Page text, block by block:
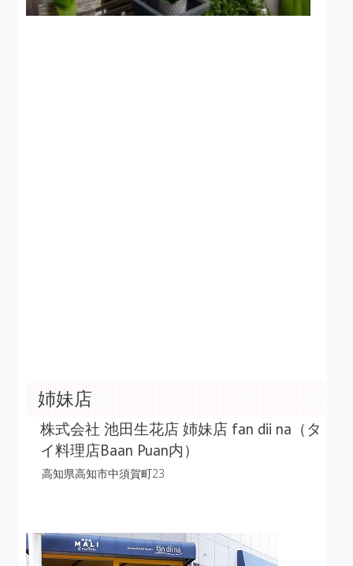
姉妹店
株式会社 池田生花店 姉妹店 fan dii na（タ
イ料理店Baan Puan内）
高知県高知市中須賀町23